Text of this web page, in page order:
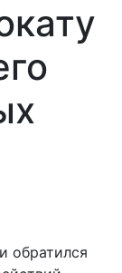
обратился